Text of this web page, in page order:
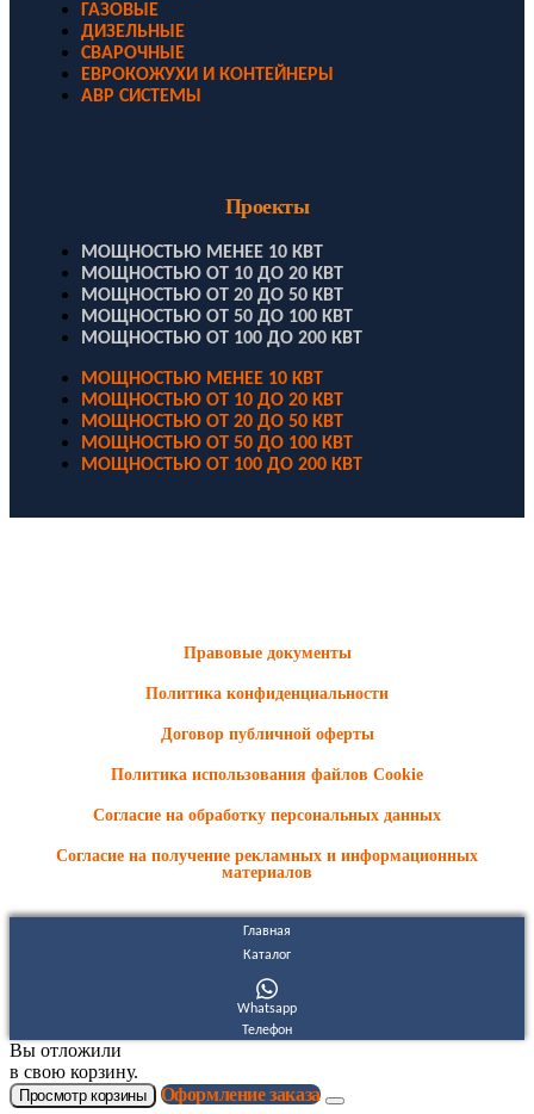
ГАЗОВЫЕ
ДИЗЕЛЬНЫЕ
СВАРОЧНЫЕ
ЕВРОКОЖУХИ И КОНТЕЙНЕРЫ
АВР СИСТЕМЫ
Проекты
МОЩНОСТЬЮ МЕНЕЕ 10 КВТ
МОЩНОСТЬЮ ОТ 10 ДО 20 КВТ
МОЩНОСТЬЮ ОТ 20 ДО 50 КВТ
МОЩНОСТЬЮ ОТ 50 ДО 100 КВТ
МОЩНОСТЬЮ ОТ 100 ДО 200 КВТ
МОЩНОСТЬЮ МЕНЕЕ 10 КВТ
МОЩНОСТЬЮ ОТ 10 ДО 20 КВТ
МОЩНОСТЬЮ ОТ 20 ДО 50 КВТ
МОЩНОСТЬЮ ОТ 50 ДО 100 КВТ
МОЩНОСТЬЮ ОТ 100 ДО 200 КВТ
Правовые документы
Политика конфиденциальности
Договор публичной оферты
Политика использования файлов Cookie
Согласие на обработку персональных данных
Согласие на получение рекламных и информационных
материалов
Главная
Каталог
Whatsapp
Телефон
Вы отложили
в свою корзину.
Просмотр корзины Оформление заказа